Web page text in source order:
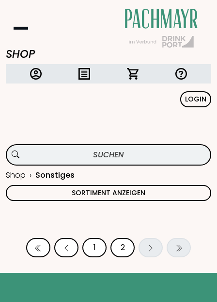
SHOP
LOGIN
Shop Sonstiges
SORTIMENT ANZEIGEN
1 2